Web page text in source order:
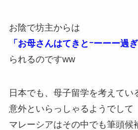
お陰で坊主からは
「お母さんはてきとｰーーー過
られるのですww
日本でも、母子留学を考えてい
意外といらっしゃるようでして
マレーシアはその中でも筆頭候